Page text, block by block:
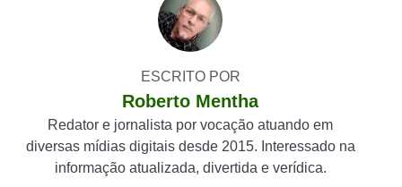
ESCRITO POR
Roberto Mentha
Redator e jornalista por vocação atuando em
diversas mídias digitais desde 2015. Interessado na
informação atualizada, divertida e verídica.